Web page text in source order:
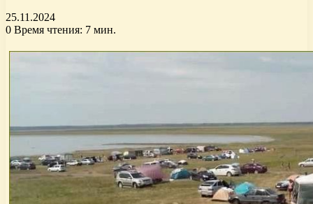
25.11.2024
0 Время чтения: 7 мин.